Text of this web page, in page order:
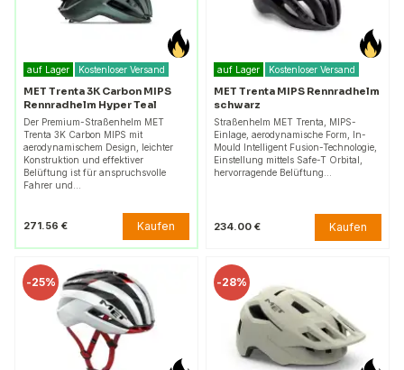
auf Lager Kostenloser Versand
MET Trenta 3K Carbon MIPS
Rennradhelm Hyper Teal
Der Premium-Straßenhelm MET
Trenta 3K Carbon MIPS mit
aerodynamischem Design, leichter
Konstruktion und effektiver
Belüftung ist für anspruchsvolle
Fahrer und…
271.56 € Kaufen
auf Lager Kostenloser Versand
MET Trenta MIPS Rennradhelm
schwarz
Straßenhelm MET Trenta, MIPS-
Einlage, aerodynamische Form, In-
Mould Intelligent Fusion-Technologie,
Einstellung mittels Safe-T Orbital,
hervorragende Belüftung…
234.00 € Kaufen
-25% -28%